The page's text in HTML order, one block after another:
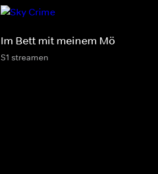
Im Bett mit meinem Mörder
S1 streamen